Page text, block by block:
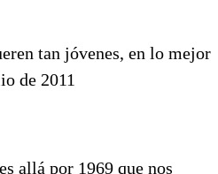
tan jóvenes, en lo mejor
de 2011
allá por 1969 que nos